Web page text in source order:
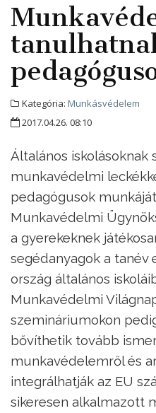
Kategória: Munkásvédelem
2017.04.26. 08:10
Általános iskolásoknak
munkavédelmi
pedagógusok
Munkavédelmi
a gyerekeknek
segédanyagok a tanév
ország általános
Munkavédelmi
szemináriumokon
bővíthetik tovább
munkavédelemről és
integrálhatják az EU
sikeresen alkalmazott